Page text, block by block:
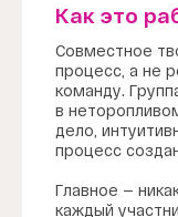
Как это
Совместное
процесс, а не
команду.
в
дело,
процесс
Главное —
каждый